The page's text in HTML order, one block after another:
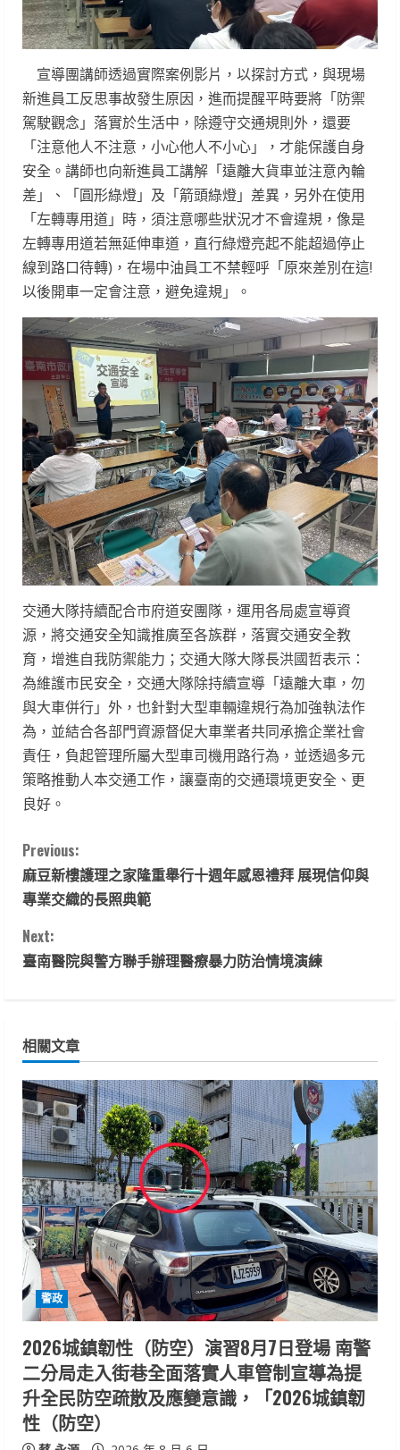
宣導團講師透過實際案例影片，以探討方式，與現場
新進員工反思事故發生原因，進而提醒平時要將「防禦
駕駛觀念」落實於生活中，除遵守交通規則外，還要
「注意他人不注意，小心他人不小心」，才能保護自身
安全。講師也向新進員工講解「遠離大貨車並注意內輪
差」、「圓形綠燈」及「箭頭綠燈」差異，另外在使用
「左轉專用道」時，須注意哪些狀況才不會違規，像是
左轉專用道若無延伸車道，直行綠燈亮起不能超過停止
線到路口待轉)，在場中油員工不禁輕呼「原來差別在這!
以後開車一定會注意，避免違規」。
交通大隊持續配合市府道安團隊，運用各局處宣導資
源，將交通安全知識推廣至各族群，落實交通安全教
育，增進自我防禦能力；交通大隊大隊長洪國哲表示：
為維護市民安全，交通大隊除持續宣導「遠離大車，勿
與大車併行」外，也針對大型車輛違規行為加強執法作
為，並結合各部門資源督促大車業者共同承擔企業社會
責任，負起管理所屬大型車司機用路行為，並透過多元
策略推動人本交通工作，讓臺南的交通環境更安全、更
良好。
C
o
n
t
n
u
e
R
e
a
d
i
n
g
Previous:
麻豆新樓護理之家隆重舉行十週年感恩禮拜 展現信仰與
專業交織的長照典範
Next:
臺南醫院與警方聯手辦理醫療暴力防治情境演練
相關文章
警政
2026城鎮韌性（防空）演習8月7日登場 南警
二分局走入街巷全面落實人車管制宣導為提
升全民防空疏散及應變意識，「2026城鎮韌
性（防空）